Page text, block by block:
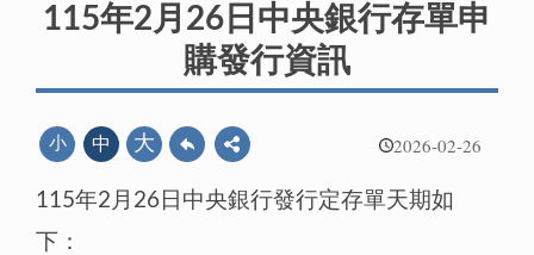
115年2月26日中央銀行存單申
購發行資訊
2026-02-26
小 中 大
115年2月26日中央銀行發行定存單天期如
下：